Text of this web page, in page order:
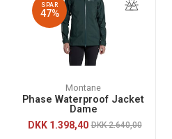
SPAR
47%
Montane
Phase Waterproof Jacket
Dame
DKK1.398,40 DKK 2.640,00